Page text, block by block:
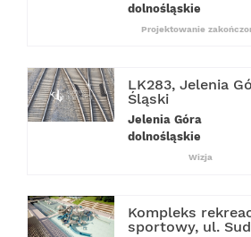
dolnośląskie
Projektowanie
LK283, Jelenia
Śląski
Jelenia Góra
dolnośląskie
Wizja
Kompleks
sportowy, ul.